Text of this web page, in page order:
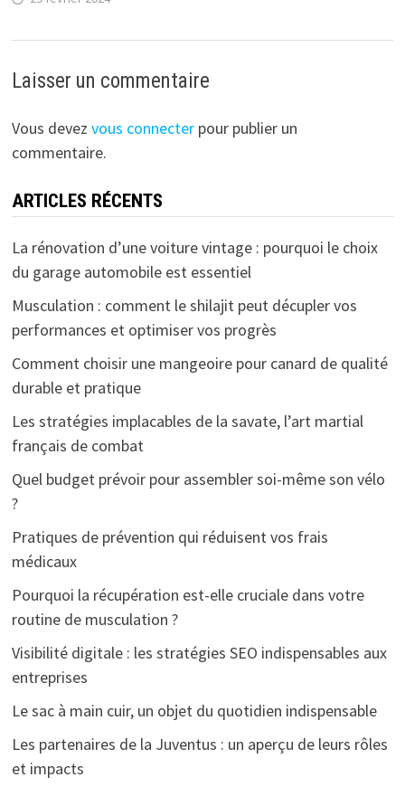
Laisser un commentaire
Vous devez vous connecterpour publier un
commentaire.
ARTICLES RÉCENTS
La rénovation d’une voiture vintage : pourquoi le choix
du garage automobile est essentiel
Musculation : comment le shilajit peut décupler vos
performances et optimiser vos progrès
Comment choisir une mangeoire pour canard de qualité
durable et pratique
Les stratégies implacables de la savate, l’art martial
français de combat
Quel budget prévoir pour assembler soi-même son vélo
?
Pratiques de prévention qui réduisent vos frais
médicaux
Pourquoi la récupération est-elle cruciale dans votre
routine de musculation ?
Visibilité digitale : les stratégies SEO indispensables aux
entreprises
Le sac à main cuir, un objet du quotidien indispensable
Les partenaires de la Juventus : un aperçu de leurs rôles
et impacts